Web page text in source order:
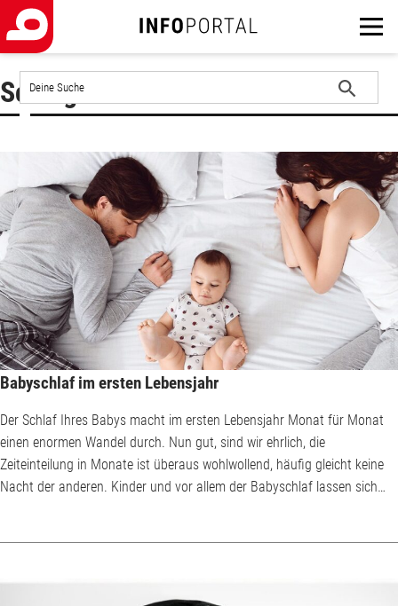
der
Website
Schlagwort : schlafen lernen
Babyschlaf im ersten Lebensjahr
Der Schlaf Ihres Babys macht im ersten Lebensjahr Monat für Monat
einen enormen Wandel durch. Nun gut, sind wir ehrlich, die
Zeiteinteilung in Monate ist überaus wohlwollend, häufig gleicht keine
Nacht der anderen. Kinder und vor allem der Babyschlaf lassen sich